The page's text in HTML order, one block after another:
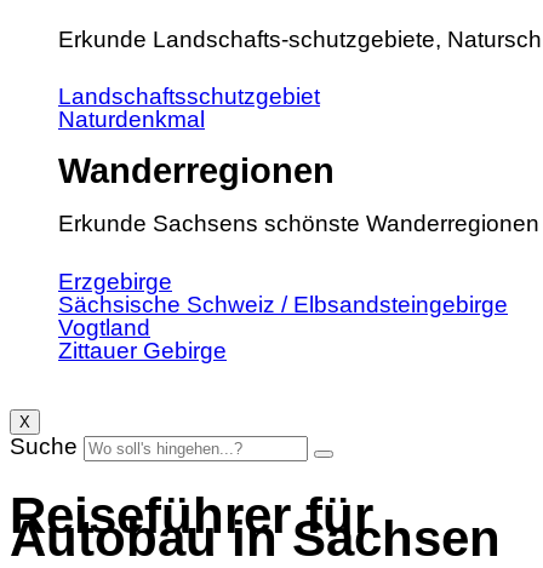
Erkunde Landschafts-schutzgebiete,
Landschaftsschutzgebiet
Naturdenkmal
Wanderregionen
Erkunde Sachsens schönste Wanderregionen
Erzgebirge
Sächsische Schweiz / Elbsandsteingebirge
Vogtland
Zittauer Gebirge
X
Suche
Reiseführer für
Autobau in Sachsen